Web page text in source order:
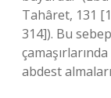
Tahâret, 131
314]). Bu
abdest